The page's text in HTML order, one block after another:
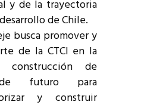
y de la trayectoria
de Chile.
busca promover y
de la CTCI en la
construcción de
de futuro para
y construir